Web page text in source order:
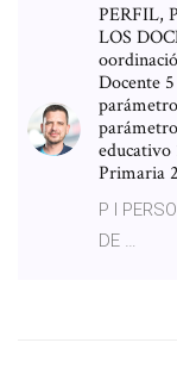
PERFIL,
LOS
Docente
educativo
Primaria
P I
DE …